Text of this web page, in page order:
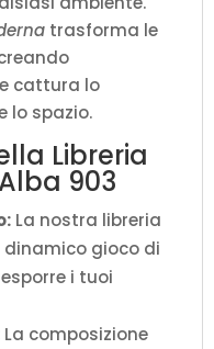
trasforma le
cattura lo
lo spazio.
Libreria
903
La nostra libreria
gioco di
i tuoi
La composizione